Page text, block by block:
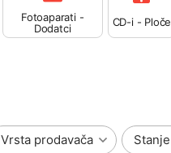
Fotoaparati -
Dodatci
CD-i - Ploče
Vrsta prodavača Stanje